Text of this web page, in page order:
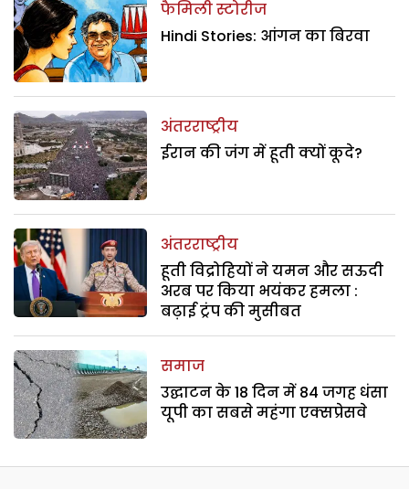
फैमिली स्टोरीज
Hindi Stories: आंगन का बिरवा
अंतरराष्ट्रीय
ईरान की जंग में हूती क्यों कूदे?
अंतरराष्ट्रीय
हूती विद्रोहियों ने यमन और सऊदी
अरब पर किया भयंकर हमला :
बढ़ाई ट्रंप की मुसीबत
समाज
उद्घाटन के 18 दिन में 84 जगह धंसा
यूपी का सबसे महंगा एक्सप्रेसवे